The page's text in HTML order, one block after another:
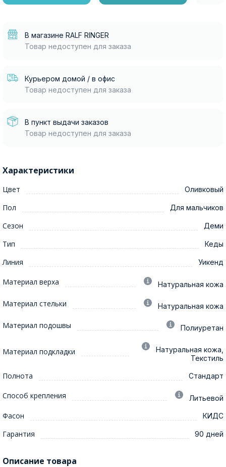
В магазине RALF RINGER
Товар недоступен для заказа
Курьером домой / в офис
Товар недоступен для заказа
В пункт выдачи заказов
Товар недоступен для заказа
Характеристики
Цвет Оливковый
Пол Для мальчиков
Сезон Деми
Тип Кеды
Линия Уикенд
Материал верха Натуральная кожа
Материал стельки Натуральная кожа
Материал подошвы Полиуретан
Материал подкладки
Натуральная кожа,
Текстиль
Полнота Стандарт
Способ крепления Литьевой
Фасон КИДС
Гарантия 90 дней
Описание товара